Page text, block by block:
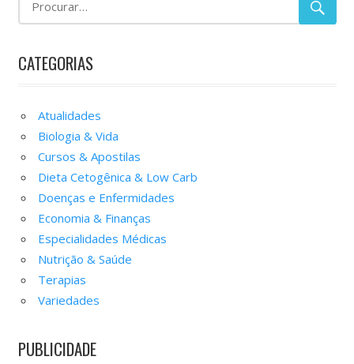
CATEGORIAS
Atualidades
Biologia & Vida
Cursos & Apostilas
Dieta Cetogênica & Low Carb
Doenças e Enfermidades
Economia & Finanças
Especialidades Médicas
Nutrição & Saúde
Terapias
Variedades
PUBLICIDADE